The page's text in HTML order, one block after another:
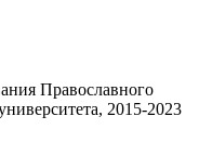
Православного
2015-2023